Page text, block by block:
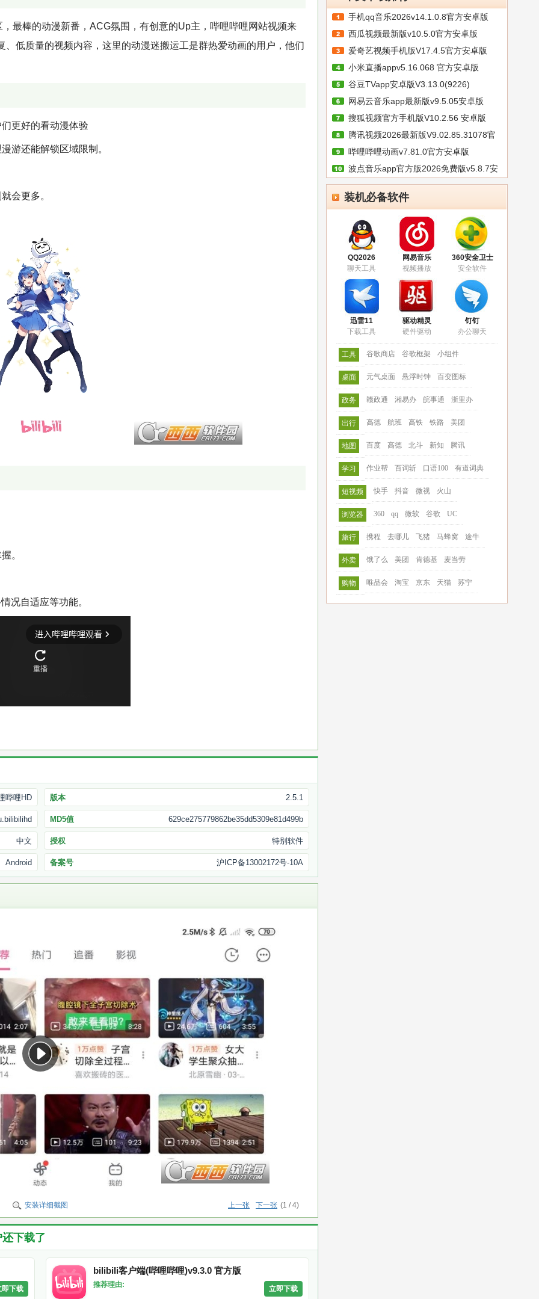
手机qq音乐2026v14.1.0.8官方安卓版
西瓜视频最新版v10.5.0官方安卓版
爱奇艺视频手机版V17.4.5官方安卓版
小米直播appv5.16.068 官方安卓版
谷豆TVapp安卓版V3.13.0(9226)
网易云音乐app最新版v9.5.05安卓版
搜狐视频官方手机版V10.2.56 安卓版
腾讯视频2026最新版V9.02.85.31078官
方
哔哩哔哩动画v7.81.0官方安卓版
波点音乐app官方版2026免费版v5.8.7安
卓
装机必备软件
QQ2026
聊天工具
网易音乐
视频播放
360安全卫士
安全软件
迅雷11
下载工具
驱动精灵
硬件驱动
钉钉
办公聊天
工具 谷歌商店 谷歌框架 小组件
桌面 元气桌面 悬浮时钟 百变图标
政务 赣政通 湘易办 皖事通 浙里办
出行 高德 航班 高铁 铁路 美团
地图 百度 高德 北斗 新知 腾讯
学习 作业帮 百词斩 口语100 有道词典
短视频 快手 抖音 微视 火山
浏览器 360 qq 微软 谷歌 UC
旅行 携程 去哪儿 飞猪 马蜂窝 途牛
外卖 饿了么 美团 肯德基 麦当劳
购物 唯品会 淘宝 京东 天猫 苏宁
最棒的动漫新番，ACG氛围，有创意的Up主，哔哩哔哩网站视频来
低质量的视频内容，这里的动漫迷搬运工是群热爱动画的用户，他们
更好的看动漫体验
游还能解锁区域限制。
会更多。
。
况自适应等功能。
哔哩HD 版本 2.5.1
MD5值 629ce275779862be35dd5309e81d499b
中文 授权 特别软件
Android 备案号 沪ICP备13002172号-10A
上一张 下一张 (1 /4)
安装详细截图
下载了
即下载
bilibili客户端(哔哩哔哩)v9.3.0 官方版
推荐理由: 立即下载